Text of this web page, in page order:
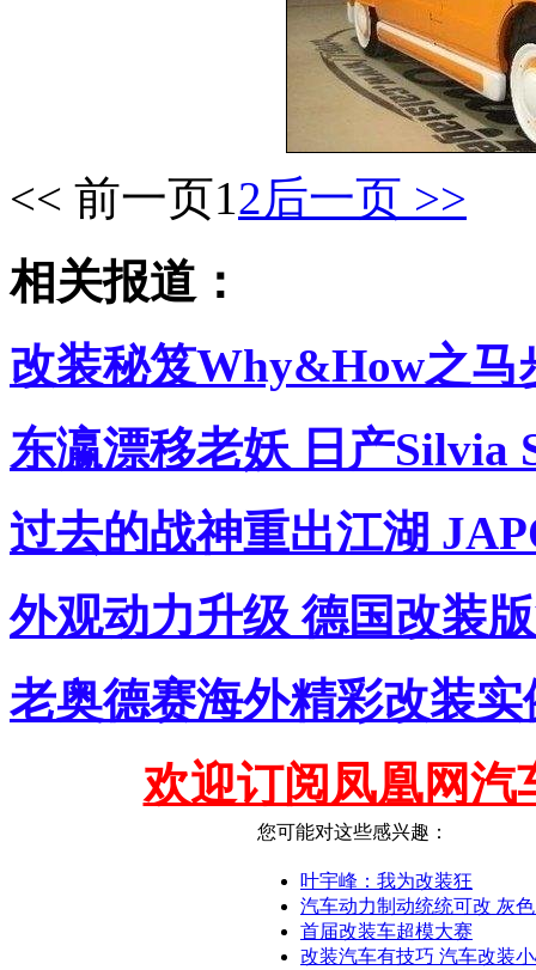
<< 前一页12后一页 >>
相关报道：
改装秘笈Why&How之
东瀛漂移老妖 日产Silvia
过去的战神重出江湖
外观动力升级 德国改装
老奥德赛海外精彩改装
欢迎订阅凤凰网汽
您可能对这些感兴趣：
叶宇峰：我为改装狂
汽车动力制动统统可改 灰
首届改装车超模大赛
改装汽车有技巧 汽车改装